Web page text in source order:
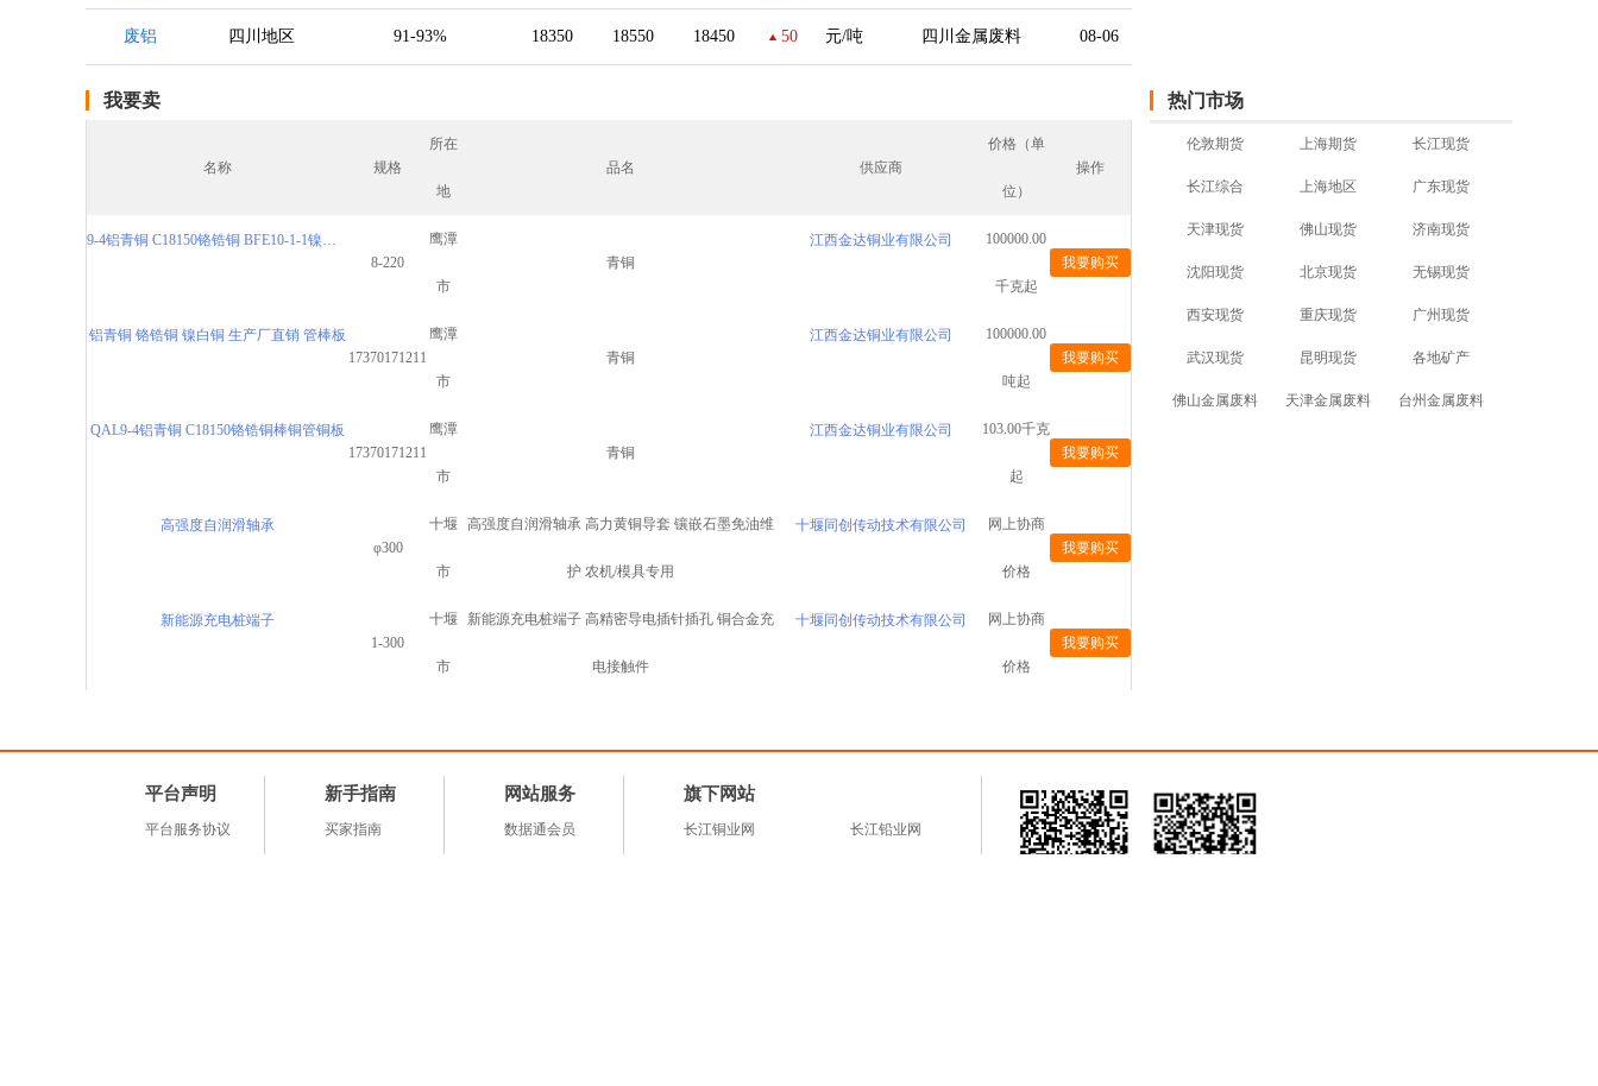
废铝 四川地区 91-93% 18350 18550 18450 50 元/吨 四川金属废料 08-06
我要卖
名称 规格
所在
地
品名 供应商
价格（单
位）
操作
9-4铝青铜 C18150铬锆铜 BFE10-1-1镍白铜
8-220
鹰潭
市
青铜
江西金达铜业有限公司 100000.00
千克起
我要购买
铝青铜 铬锆铜 镍白铜 生产厂直销 管棒板
17370171211
鹰潭
市
青铜
江西金达铜业有限公司 100000.00
吨起
我要购买
QAL9-4铝青铜 C18150铬锆铜棒铜管铜板
17370171211
鹰潭
市
青铜
江西金达铜业有限公司 103.00千克
起
我要购买
高强度自润滑轴承
φ300
十堰
市
高强度自润滑轴承 高力黄铜导套 镶嵌石墨免油维
护 农机/模具专用
十堰同创传动技术有限公司 网上协商
价格
我要购买
新能源充电桩端子
1-300
十堰
市
新能源充电桩端子 高精密导电插针插孔 铜合金充
电接触件
十堰同创传动技术有限公司 网上协商
价格
我要购买
热门市场
伦敦期货 上海期货 长江现货
长江综合 上海地区 广东现货
天津现货 佛山现货 济南现货
沈阳现货 北京现货 无锡现货
西安现货 重庆现货 广州现货
武汉现货 昆明现货 各地矿产
佛山金属废料 天津金属废料 台州金属废料
平台声明
平台服务协议
新手指南
买家指南
网站服务
数据通会员
旗下网站
长江铜业网 长江铅业网